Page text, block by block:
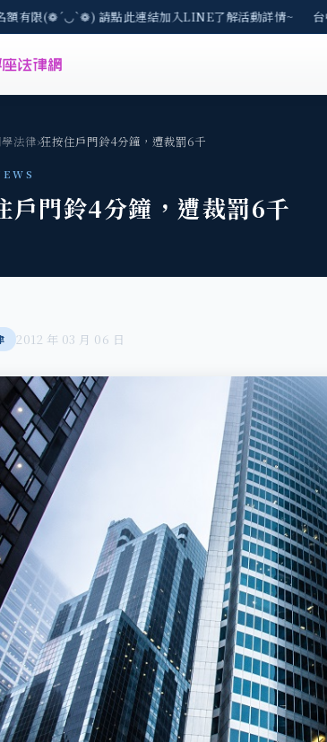
有限(❁´◡`❁) 請點此連結加入LINE了解活動詳情~ 台
法律›狂按住戶門鈴4分鐘，遭裁罰6千
戶門鈴4分鐘，遭裁罰6千
2012 年 03 月 06 日